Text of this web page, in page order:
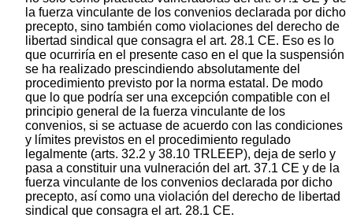
la fuerza vinculante de los convenios declarada por dicho
precepto, sino también como violaciones del derecho de
libertad sindical que consagra el art. 28.1 CE. Eso es lo
que ocurriría en el presente caso en el que la suspensión
se ha realizado prescindiendo absolutamente del
procedimiento previsto por la norma estatal. De modo
que lo que podría ser una excepción compatible con el
principio general de la fuerza vinculante de los
convenios, si se actuase de acuerdo con las condiciones
y límites previstos en el procedimiento regulado
legalmente (arts. 32.2 y 38.10 TRLEEP), deja de serlo y
pasa a constituir una vulneración del art. 37.1 CE y de la
fuerza vinculante de los convenios declarada por dicho
precepto, así como una violación del derecho de libertad
sindical que consagra el art. 28.1 CE.